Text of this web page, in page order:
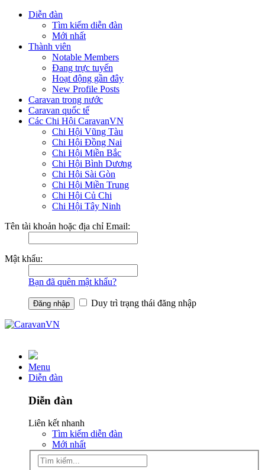
Diễn đàn
Tìm kiếm diễn đàn
Mới nhất
Thành viên
Notable Members
Đang trực tuyến
Hoạt động gần đây
New Profile Posts
Caravan trong nước
Caravan quốc tế
Các Chi Hội CaravanVN
Chi Hội Vũng Tàu
Chi Hội Đồng Nai
Chi Hội Miền Bắc
Chi Hội Bình Dương
Chi Hội Sài Gòn
Chi Hội Miền Trung
Chi Hội Củ Chi
Chi Hội Tây Ninh
Tên tài khoản hoặc địa chỉ Email:
Mật khẩu:
Bạn đã quên mật khẩu?
Duy trì trạng thái đăng nhập
Menu
Diễn đàn
Diễn đàn
Liên kết nhanh
Tìm kiếm diễn đàn
Mới nhất